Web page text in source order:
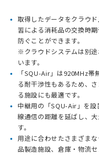
取得したデータをクラウ
習による消耗品の交換時
防ぐことができます。
※クラウドシステムは別
います。
「SQU-Air」は920MHz
る耐干渉性もあるため、
る施設にも最適です。
中継用の「SQU-Air」を
線通信の距離を延ばし、
す。
用途に合わせたさまざま
品製造施設、倉庫・物流